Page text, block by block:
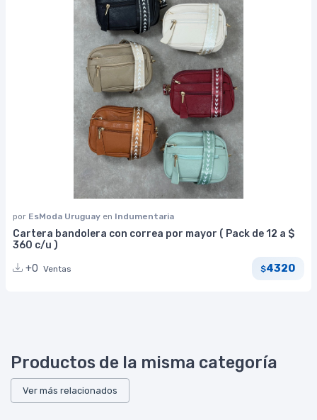
por EsModa Uruguay en Indumentaria
Cartera bandolera con correa por mayor ( Pack de 12 a $
360 c/u )
+0 Ventas $4320
Productos de la misma categoría
Ver más relacionados